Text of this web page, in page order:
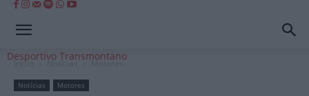
Desportivo Transmontano
Início Notícias Motores
Notícias Motores